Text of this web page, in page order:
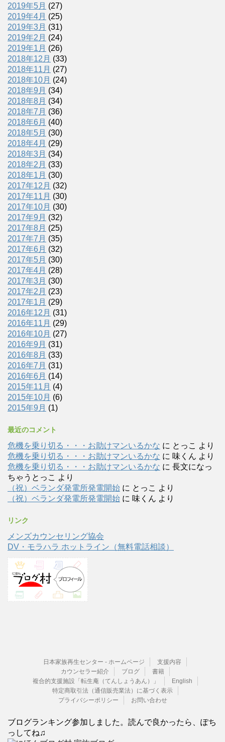
2019年5月 (27)
2019年4月 (25)
2019年3月 (31)
2019年2月 (24)
2019年1月 (26)
2018年12月 (33)
2018年11月 (27)
2018年10月 (24)
2018年9月 (34)
2018年8月 (34)
2018年7月 (36)
2018年6月 (40)
2018年5月 (30)
2018年4月 (29)
2018年3月 (34)
2018年2月 (33)
2018年1月 (30)
2017年12月 (32)
2017年11月 (30)
2017年10月 (30)
2017年9月 (32)
2017年8月 (25)
2017年7月 (35)
2017年6月 (32)
2017年5月 (30)
2017年4月 (28)
2017年3月 (30)
2017年2月 (23)
2017年1月 (29)
2016年12月 (31)
2016年11月 (29)
2016年10月 (27)
2016年9月 (31)
2016年8月 (33)
2016年7月 (31)
2016年6月 (14)
2015年11月 (4)
2015年10月 (6)
2015年9月 (1)
最近のコメント
危機を乗り切る・・・お助けマンいるかな に とっこ より
危機を乗り切る・・・お助けマンいるかな に 味くん より
危機を乗り切る・・・お助けマンいるかな に 長文になっ
ちゃうとっこ より
（祝）ベランダ発電所発電開始 に とっこ より
（祝）ベランダ発電所発電開始 に 味くん より
リンク
メンズカウンセリング協会
DV・モラハラ ホットライン（無料電話相談）
日本家族再生センター - ホームページ
支援内容
カウンセラー紹介
ブログ
書籍
複合的支援施設「転生庵（てんしょうあん）」
English
特定商取引法（通信販売業法）に基づく表示
プライバシーポリシー
お問い合わせ
ブログランキング参加しました。読んで良かったら、ぽち
っしてね♫